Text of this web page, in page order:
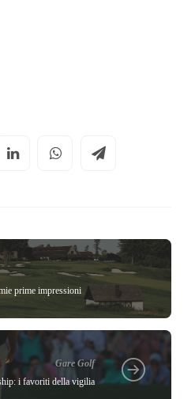
prime impressioni
Gare Golf
i favoriti della vigilia